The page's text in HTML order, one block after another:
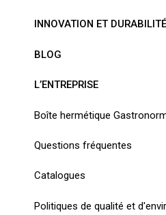
INNOVATION ET DURABILITÉ
BLOG
L’ENTREPRISE
Boîte hermétique
Questions fréquentes
Catalogues
Politiques de qualité et